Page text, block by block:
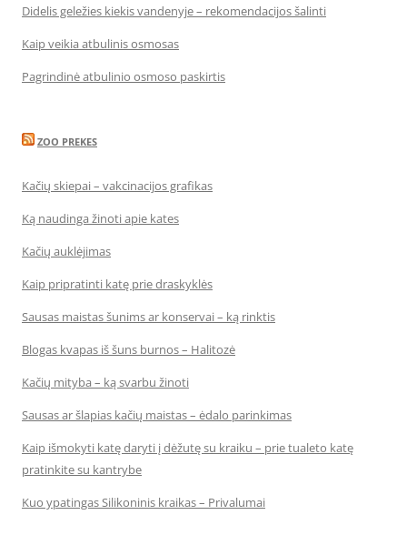
Didelis geležies kiekis vandenyje – rekomendacijos šalinti
Kaip veikia atbulinis osmosas
Pagrindinė atbulinio osmoso paskirtis
ZOO PREKES
Kačių skiepai – vakcinacijos grafikas
Ką naudinga žinoti apie kates
Kačių auklėjimas
Kaip pripratinti katę prie draskyklės
Sausas maistas šunims ar konservai – ką rinktis
Blogas kvapas iš šuns burnos – Halitozė
Kačių mityba – ką svarbu žinoti
Sausas ar šlapias kačių maistas – ėdalo parinkimas
Kaip išmokyti katę daryti į dėžutę su kraiku – prie tualeto katę
pratinkite su kantrybe
Kuo ypatingas Silikoninis kraikas – Privalumai